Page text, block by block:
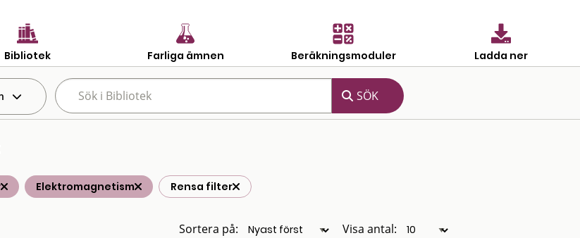
Bibliotek Farliga ämnen Beräkningsmoduler Ladda ner
Elektromagnetism Rensa filter
Sortera på: Visa antal: